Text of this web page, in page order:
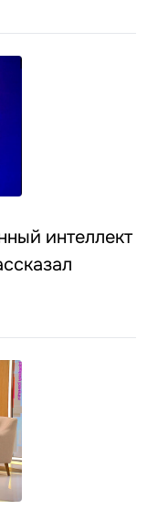
интеллект